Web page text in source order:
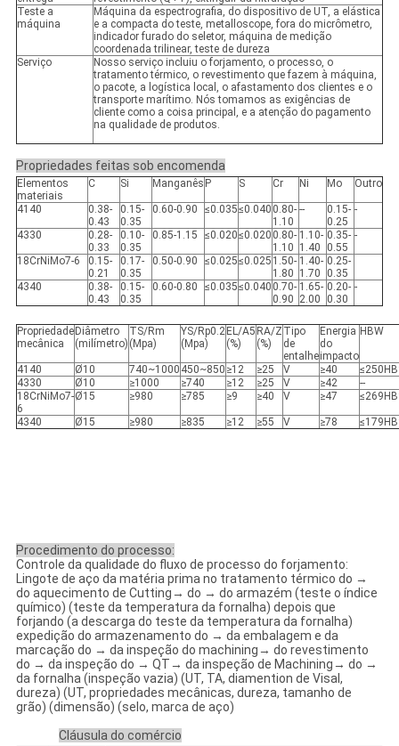
Teste a
máquina
Máquina da espectrografia, do dispositivo de UT, a elástica
e a compacta do teste, metalloscope, fora do micrômetro,
indicador furado do seletor, máquina de medição
coordenada trilinear, teste de dureza
Serviço
Nosso serviço incluiu o forjamento, o processo, o
tratamento térmico, o revestimento que fazem à máquina,
o pacote, a logística local, o afastamento dos clientes e o
transporte marítimo. Nós tomamos as exigências de
cliente como a coisa principal, e a atenção do pagamento
na qualidade de produtos.
Propriedades feitas sob encomenda
Elementos
materiais
C Si Manganês P S Cr Ni Mo Outro
4140
0.38-
0.43
0.15-
0.35
0.60-0.90 ≤0.035≤0.040 0.80-
1.10
--
0.15-
0.25
-
4330
0.28-
0.33
0.10-
0.35
0.85-1.15 ≤0.020≤0.020 0.80-
1.10
1.10-
1.40
0.35-
0.55
-
18CrNiMo7-6
0.15-
0.21
0.17-
0.35
0.50-0.90 ≤0.025≤0.025 1.50-
1.80
1.40-
1.70
0.25-
0.35
4340
0.38-
0.43
0.15-
0.35
0.60-0.80 ≤0.035≤0.040 0.70-
0.90
1.65-
2.00
0.20-
0.30
-
Propriedade
mecânica
Diâmetro
(milímetro)
TS/Rm
(Mpa)
YS/Rp0.2
(Mpa)
EL/A5
(%)
RA/Z
(%)
Tipo
de
entalhe
Energia
do
impacto
HBW
4140 Ø10 740~1000 450~850 ≥12 ≥25 V ≥40
4330
Ø10 ≥1000 ≥740 ≥12 ≥25 V ≥42
--
18CrNiMo7-
6
Ø15 ≥980 ≥785 ≥9 ≥40 V ≥47
4340 Ø15 ≥980 ≥835 ≥12 ≥55 V ≥78
Procedimento do processo:
Controle da qualidade do fluxo de processo do forjamento:
Lingote de aço da matéria prima no tratamento térmico do →
do aquecimento de Cutting→ do → do armazém (teste o índice
químico) (teste da temperatura da fornalha) depois que
forjando (a descarga do teste da temperatura da fornalha)
expedição do armazenamento do → da embalagem e da
marcação do → da inspeção do machining→ do revestimento
do → da inspeção do → QT→ da inspeção de Machining→ do →
da fornalha (inspeção vazia) (UT, TA, diamention de Visal,
dureza) (UT, propriedades mecânicas, dureza, tamanho de
grão) (dimensão) (selo, marca de aço)
Cláusula do comércio